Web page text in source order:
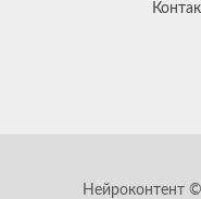
Нейроконтент